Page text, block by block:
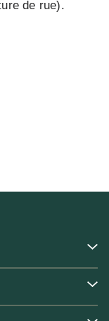
de rue).